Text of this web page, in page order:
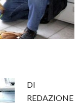
DI
REDAZIONE